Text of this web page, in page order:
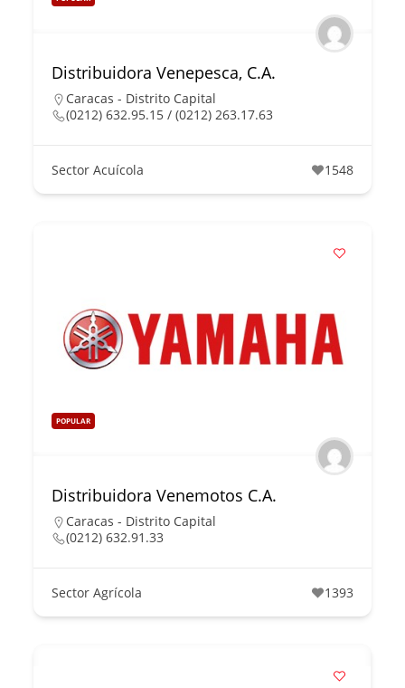
Distribuidora Venepesca, C.A.
Caracas - Distrito Capital
(0212) 632.95.15 / (0212) 263.17.63
Sector Acuícola 1548
POPULAR
Distribuidora Venemotos C.A.
Caracas - Distrito Capital
(0212) 632.91.33
Sector Agrícola 1393